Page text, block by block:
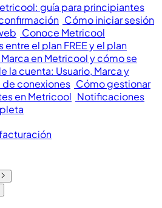
guía para principiantes
Cómo iniciar sesión
Conoce Metricool
el plan FREE y el plan
Marca en Metricool y cómo se
la cuenta: Usuario, Marca y
de conexiones Cómo gestionar
en Metricool Notificaciones